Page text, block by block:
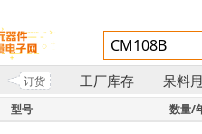
订货 工厂库存 呆料
型号 数量/